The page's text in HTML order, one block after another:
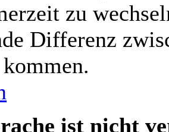
zu
Differenz
ist nicht